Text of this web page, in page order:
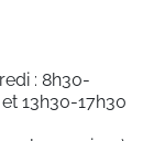
: 8h30-
13h30-17h30